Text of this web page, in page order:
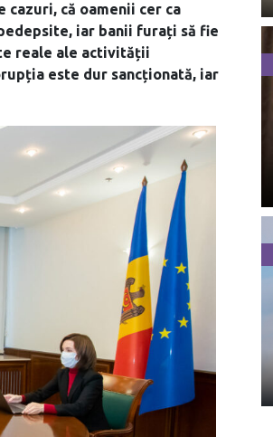
cazuri, că oamenii cer ca
iar banii furați să fie
reale ale activității
este dur sancționată, iar